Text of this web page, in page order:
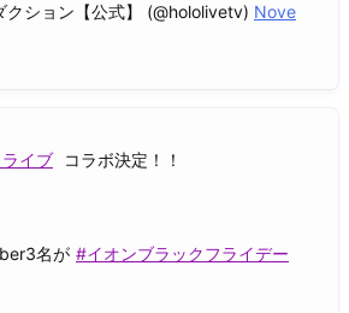
ション【公式】 (@hololivetv) Nove
イブ
コラボ決定！！
名が #イオンブラックフライデー